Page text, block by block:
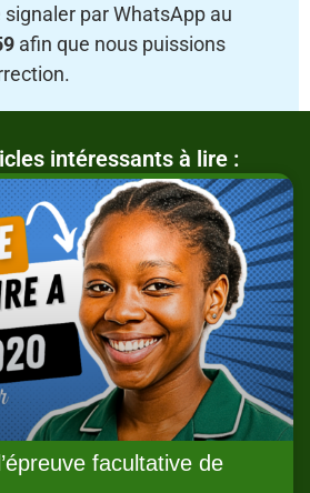
par WhatsApp au
afin que nous puissions
intéressants à lire :
facultative de